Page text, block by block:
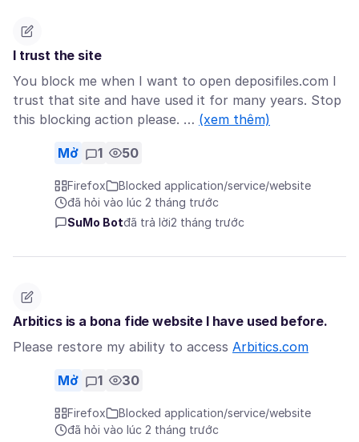
I trust the site
You block me when I want to open deposifiles.com I
trust that site and have used it for many years. Stop
this blocking action please. … (xem thêm)
Mở 1 50
Firefox
Blocked application/service/website
đã hỏi vào lúc 2 tháng trước
SuMo Botđã trả lời2 tháng trước
Arbitics is a bona fide website I have used before.
Please restore my ability to access Arbitics.com
Mở 1 30
Firefox
Blocked application/service/website
đã hỏi vào lúc 2 tháng trước